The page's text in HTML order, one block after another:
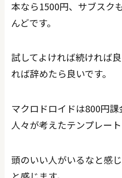
本なら1500円、サブスク
んどです。
試してよければ続ければ
れば辞めたら良いです。
マクロドロイドは800円
人々が考えたテンプレー
頭のいい人がいるなと感